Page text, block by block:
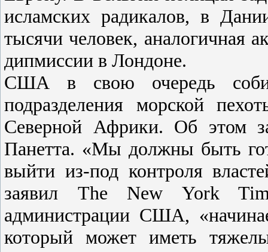
исламских радикалов, в
тысячи человек, аналогичная
дипмиссии в Лондоне.
США в свою очередь
подразделения морской
Северной Африки. Об этом
Панетта. «Мы должны быть
выйти из-под контроля
заявил The New York
администрации США,
который может иметь